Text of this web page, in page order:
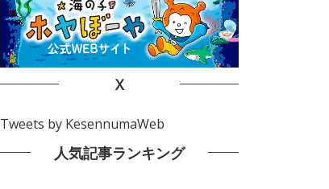
X
Tweets by KesennumaWeb
人気記事ランキング